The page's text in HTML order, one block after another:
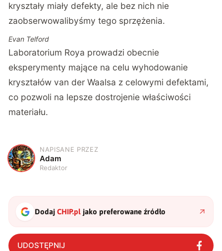
kryształy miały defekty, ale bez nich nie
zaobserwowalibyśmy tego sprzężenia.
Evan Telford
Laboratorium Roya prowadzi obecnie
eksperymenty mające na celu wyhodowanie
kryształów van der Waalsa z celowymi defektami,
co pozwoli na lepsze dostrojenie właściwości
materiału.
A
NAPISANE PRZEZ
Adam
Redaktor
DodajCHIP.pl jako preferowane źródło
UDOSTĘPNIJ